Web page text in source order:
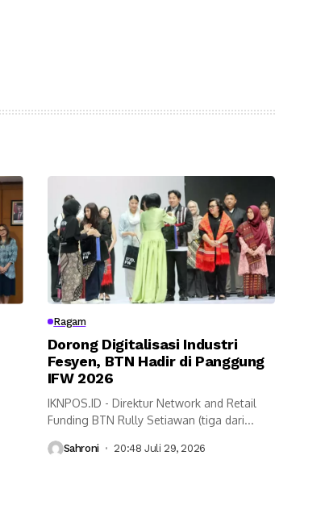
Ragam
Dorong Digitalisasi Industri
Fesyen, BTN Hadir di Panggung
IFW 2026
IKNPOS.ID - Direktur Network and Retail
Funding BTN Rully Setiawan (tiga dari...
Sahroni 20:48 Juli 29, 2026